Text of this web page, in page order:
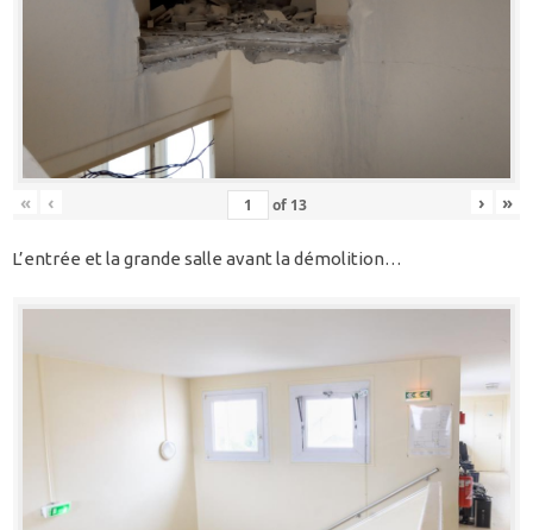
« ‹ of 13 › »
L’entrée et la grande salle avant la démolition…